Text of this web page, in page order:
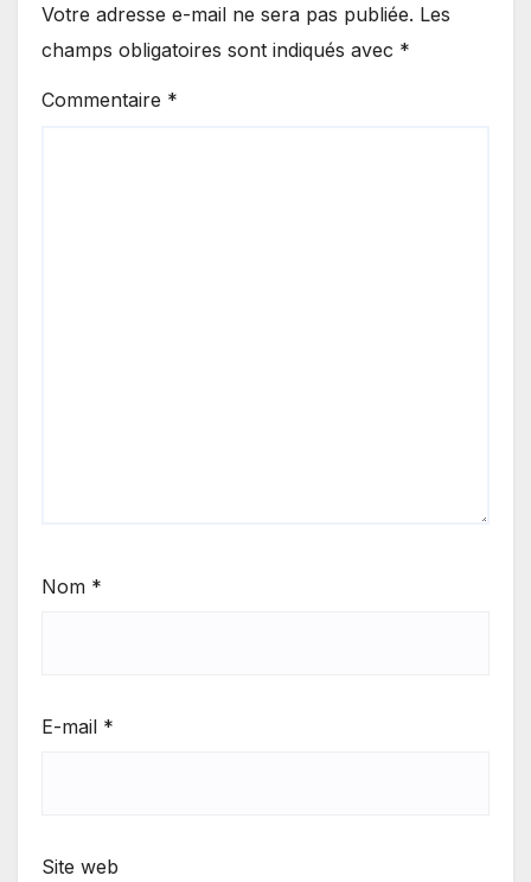
Votre adresse e-mail ne sera pas publiée. Les
champs obligatoires sont indiqués avec *
Commentaire *
Nom *
E-mail *
Site web